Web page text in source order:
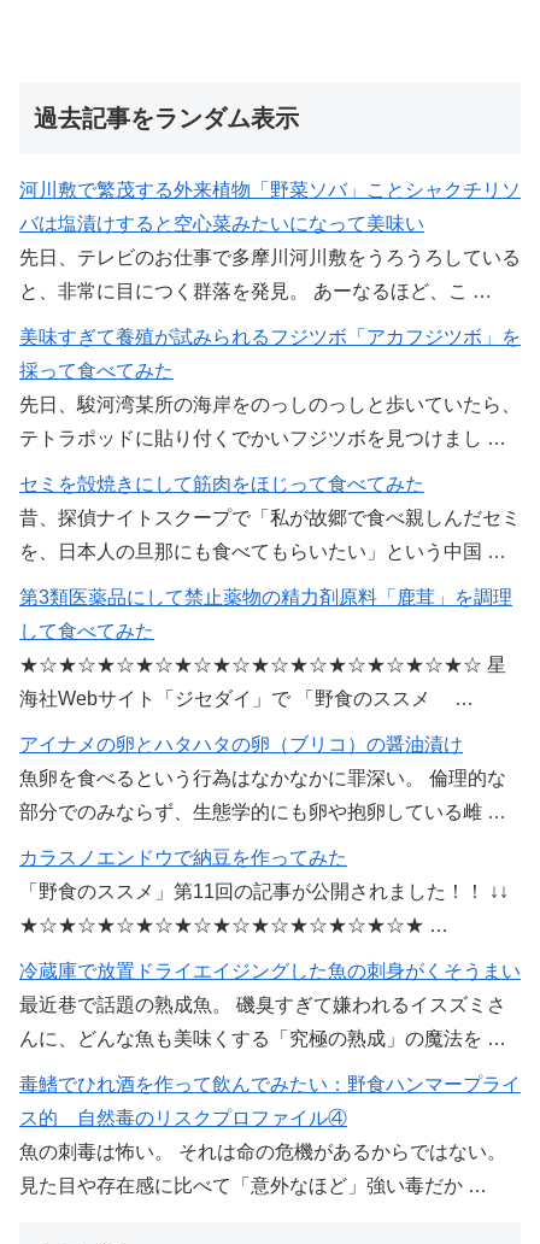
過去記事をランダム表示
河川敷で繁茂する外来植物「野菜ソバ」ことシャクチリソ
バは塩漬けすると空心菜みたいになって美味い
先日、テレビのお仕事で多摩川河川敷をうろうろしている
と、非常に目につく群落を発見。 あーなるほど、こ …
美味すぎて養殖が試みられるフジツボ「アカフジツボ」を
採って食べてみた
先日、駿河湾某所の海岸をのっしのっしと歩いていたら、
テトラポッドに貼り付くでかいフジツボを見つけまし …
セミを殻焼きにして筋肉をほじって食べてみた
昔、探偵ナイトスクープで「私が故郷で食べ親しんだセミ
を、日本人の旦那にも食べてもらいたい」という中国 …
第3類医薬品にして禁止薬物の精力剤原料「鹿茸」を調理
して食べてみた
★☆★☆★☆★☆★☆★☆★☆★☆★☆★☆★☆★☆ 星
海社Webサイト「ジセダイ」で 「野食のススメ …
アイナメの卵とハタハタの卵（ブリコ）の醤油漬け
魚卵を食べるという行為はなかなかに罪深い。 倫理的な
部分でのみならず、生態学的にも卵や抱卵している雌 …
カラスノエンドウで納豆を作ってみた
「野食のススメ」第11回の記事が公開されました！！ ↓↓
★☆★☆★☆★☆★☆★☆★☆★☆★☆★☆★ …
冷蔵庫で放置ドライエイジングした魚の刺身がくそうまい
最近巷で話題の熟成魚。 磯臭すぎて嫌われるイスズミさ
んに、どんな魚も美味くする「究極の熟成」の魔法を …
毒鰭でひれ酒を作って飲んでみたい：野食ハンマープライ
ス的 自然毒のリスクプロファイル④
魚の刺毒は怖い。 それは命の危機があるからではない。
見た目や存在感に比べて「意外なほど」強い毒だか …